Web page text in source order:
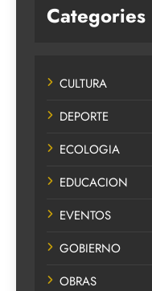
Categories
CULTURA
DEPORTE
ECOLOGIA
EDUCACION
EVENTOS
GOBIERNO
OBRAS